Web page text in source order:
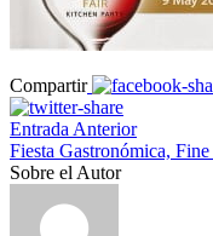
Compartir
Entrada Anterior
Fiesta Gastronómica,
Sobre el Autor